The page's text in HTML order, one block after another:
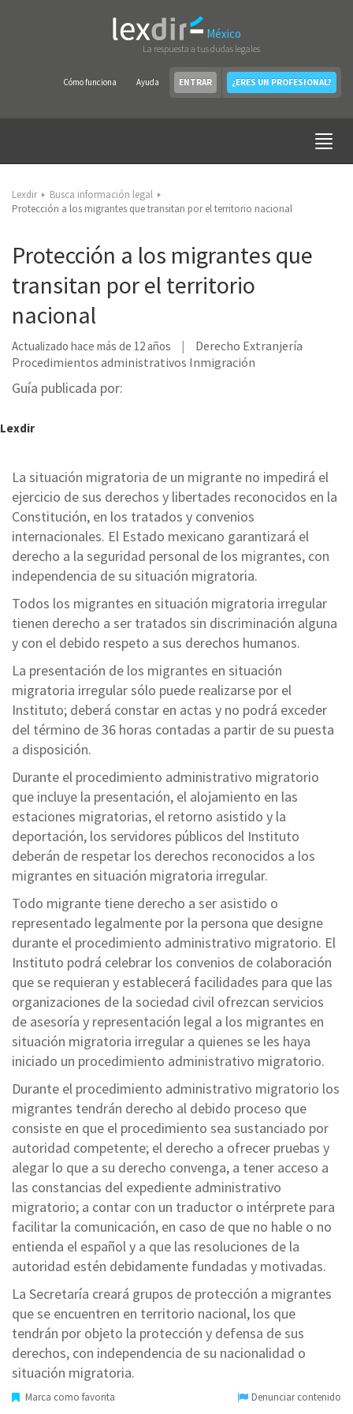
México
La respuesta a tus dudas legales
Cómo funciona Ayuda ENTRAR ¿ERES UN PROFESIONAL?
Lexdir
Busca información legal
Protección a los migrantes que transitan por el territorio nacional
Protección a los migrantes que
transitan por el territorio
nacional
Actualizado hace más de 12 años
Derecho Extranjería
Procedimientos administrativos Inmigración
Guía publicada por:
Lexdir
La situación migratoria de un migrante no impedirá el
ejercicio de sus derechos y libertades reconocidos en la
Constitución, en los tratados y convenios
internacionales. El Estado mexicano garantizará el
derecho a la seguridad personal de los migrantes, con
independencia de su situación migratoria.
Todos los migrantes en situación migratoria irregular
tienen derecho a ser tratados sin discriminación alguna
y con el debido respeto a sus derechos humanos.
La presentación de los migrantes en situación
migratoria irregular sólo puede realizarse por el
Instituto; deberá constar en actas y no podrá exceder
del término de 36 horas contadas a partir de su puesta
a disposición.
Durante el procedimiento administrativo migratorio
que incluye la presentación, el alojamiento en las
estaciones migratorias, el retorno asistido y la
deportación, los servidores públicos del Instituto
deberán de respetar los derechos reconocidos a los
migrantes en situación migratoria irregular.
Todo migrante tiene derecho a ser asistido o
representado legalmente por la persona que designe
durante el procedimiento administrativo migratorio. El
Instituto podrá celebrar los convenios de colaboración
que se requieran y establecerá facilidades para que las
organizaciones de la sociedad civil ofrezcan servicios
de asesoría y representación legal a los migrantes en
situación migratoria irregular a quienes se les haya
iniciado un procedimiento administrativo migratorio.
Durante el procedimiento administrativo migratorio los
migrantes tendrán derecho al debido proceso que
consiste en que el procedimiento sea sustanciado por
autoridad competente; el derecho a ofrecer pruebas y
alegar lo que a su derecho convenga, a tener acceso a
las constancias del expediente administrativo
migratorio; a contar con un traductor o intérprete para
facilitar la comunicación, en caso de que no hable o no
entienda el español y a que las resoluciones de la
autoridad estén debidamente fundadas y motivadas.
La Secretaría creará grupos de protección a migrantes
que se encuentren en territorio nacional, los que
tendrán por objeto la protección y defensa de sus
derechos, con independencia de su nacionalidad o
situación migratoria.
Marca como favorita Denunciar contenido